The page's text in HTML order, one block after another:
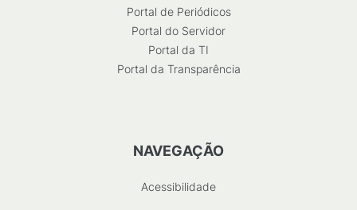
Portal de Periódicos
Portal do Servidor
Portal da TI
Portal da Transparência
NAVEGAÇÃO
Acessibilidade